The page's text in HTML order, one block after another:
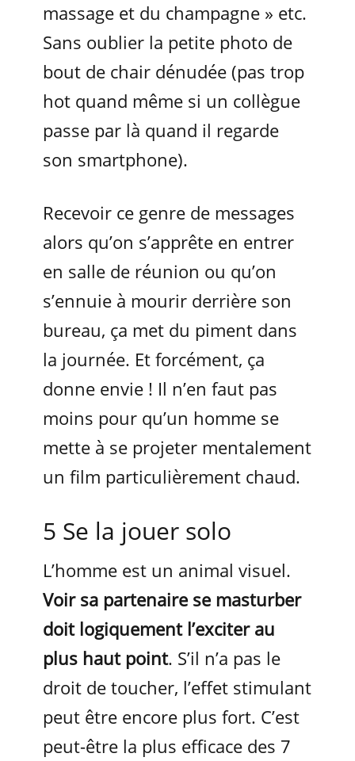
massage et du champagne » etc.
Sans oublier la petite photo de
bout de chair dénudée (pas trop
hot quand même si un collègue
passe par là quand il regarde
son smartphone).
Recevoir ce genre de messages
alors qu’on s’apprête en entrer
en salle de réunion ou qu’on
s’ennuie à mourir derrière son
bureau, ça met du piment dans
la journée. Et forcément, ça
donne envie ! Il n’en faut pas
moins pour qu’un homme se
mette à se projeter mentalement
un film particulièrement chaud.
5 Se la jouer solo
L’homme est un animal visuel.
Voir sa partenaire se masturber
doit logiquement l’exciter au
plus haut point. S’il n’a pas le
droit de toucher, l’effet stimulant
peut être encore plus fort. C’est
peut-être la plus efficace des 7